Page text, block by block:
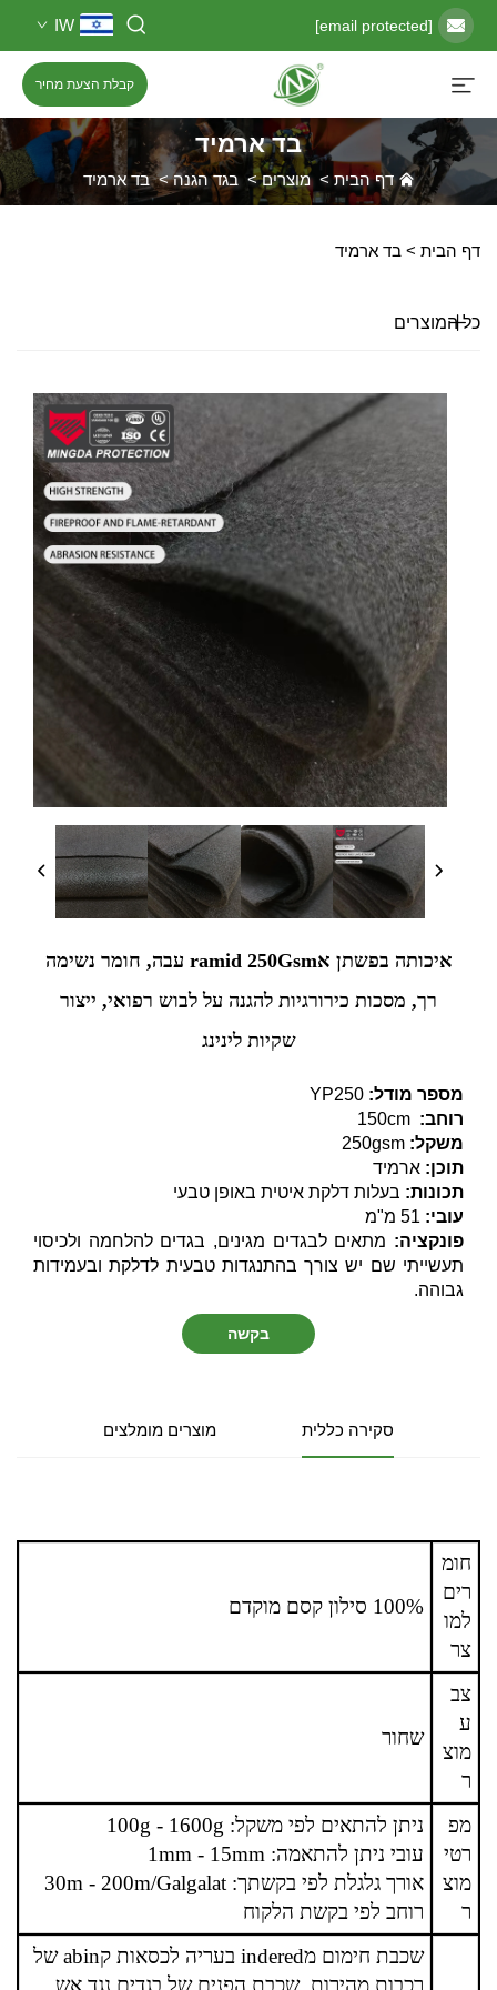
[email protected]
IW
קבלת הצעת מחיר
בד ארמיד
דף הבית>מוצרים>בגד הגנה>בד ארמיד
דף הבית > בד ארמיד
כל המוצרים
איכותה בפשתן אramid 250Gsm עבה, חומר נשימה
רך, מסכות כירורגיות להגנה על לבוש רפואי, ייצור
שקיות לינינג
מספר מודל: YP250
רוחב: 150cm
משקל: 250gsm
תוכן: ארמיד
תכונות: בעלות דלקת איטית באופן טבעי
עובי: 51 מ"מ
פונקציה: מתאים לבגדים מגינים, בגדים להלחמה ולכיסוי
תעשייתי שם יש צורך בהתנגדות טבעית לדלקת ובעמידות
גבוהה.
בקשה
סקירה כללית מוצרים מומלצים
חומ
רים
למו
צר
100% סילון קסם מוקדם
צב
ע
מוצ
ר
שחור
מפ
רטי
מוצ
ר
ניתן להתאים לפי משקל: 100g - 1600g
עובי ניתן להתאמה: 1mm - 15mm
אורך גלגלת לפי בקשתך: 30m - 200m/Galgalat
רוחב לפי בקשת הלקוח
שכבת חימום מindered בעריה לכסאות קabin של
רכבות מהירות, שכבת הפנים של בגדים נגד אש